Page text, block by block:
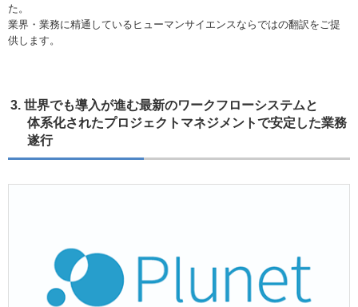
た。
業界・業務に精通しているヒューマンサイエンスならではの翻訳をご提
供します。
3. 世界でも導入が進む最新のワークフローシステムと
体系化されたプロジェクトマネジメントで安定した業務
遂行